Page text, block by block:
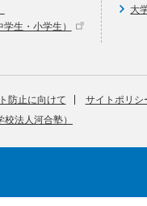
生・小学生）
大
防止に向けて サイトポリシ
法人河合塾）